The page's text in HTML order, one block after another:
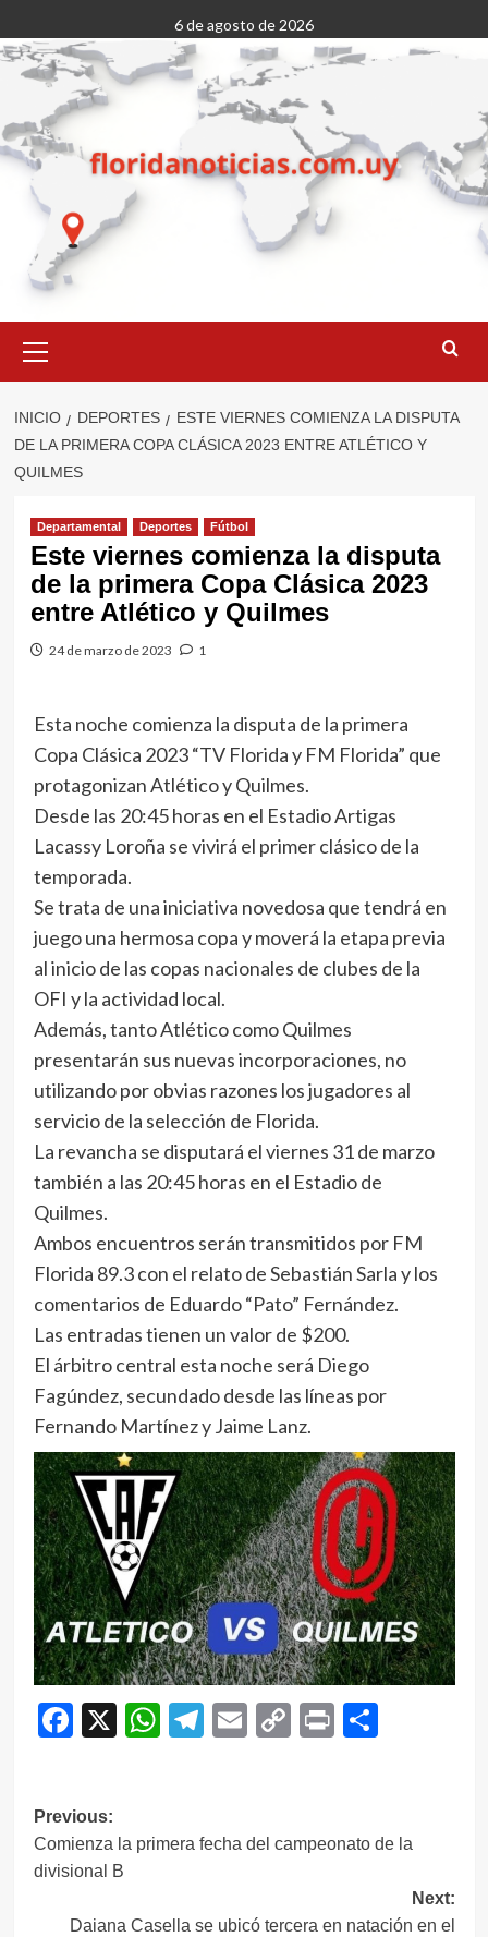
al
contenido
6 de agosto de 2026
primario
INICIO DEPORTES
ESTE VIERNES COMIENZA LA DISPUTA
DE LA PRIMERA COPA CLÁSICA 2023 ENTRE ATLÉTICO Y
QUILMES
Departamental Deportes Fútbol
Este viernes comienza la disputa
de la primera Copa Clásica 2023
entre Atlético y Quilmes
24 de marzo de 2023 1
Esta noche comienza la disputa de la primera
Copa Clásica 2023 “TV Florida y FM Florida” que
protagonizan Atlético y Quilmes.
Desde las 20:45 horas en el Estadio Artigas
Lacassy Loroña se vivirá el primer clásico de la
temporada.
Se trata de una iniciativa novedosa que tendrá en
juego una hermosa copa y moverá la etapa previa
al inicio de las copas nacionales de clubes de la
OFI y la actividad local.
Además, tanto Atlético como Quilmes
presentarán sus nuevas incorporaciones, no
utilizando por obvias razones los jugadores al
servicio de la selección de Florida.
La revancha se disputará el viernes 31 de marzo
también a las 20:45 horas en el Estadio de
Quilmes.
Ambos encuentros serán transmitidos por FM
Florida 89.3 con el relato de Sebastián Sarla y los
comentarios de Eduardo “Pato” Fernández.
Las entradas tienen un valor de $200.
El árbitro central esta noche será Diego
Fagúndez, secundado desde las líneas por
Fernando Martínez y Jaime Lanz.
Facebook
X WhatsApp
Telegram
EmailCopy
Print
Navegación
de
Previous:
Comienza la primera fecha del campeonato de la
divisional B
Next:
Daiana Casella se ubicó tercera en natación en el